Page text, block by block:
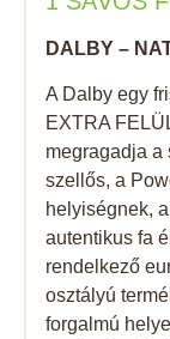
DALBY –
A Dalby egy
EXTRA
megragadja a
szellős, a
helyiségnek,
autentikus fa
rendelkező
osztályú
forgalmú